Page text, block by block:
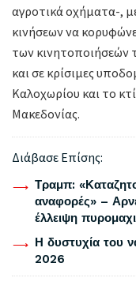
αγροτικά οχήματα-,
κινήσεων να
των κινητοποιήσεών
και σε κρίσιμες
Καλοχωρίου και το
Μακεδονίας.
Διάβασε Επίσης:
Τραμπ:
αναφορές» –
έλλειψη
Η δυστυχία του
2026